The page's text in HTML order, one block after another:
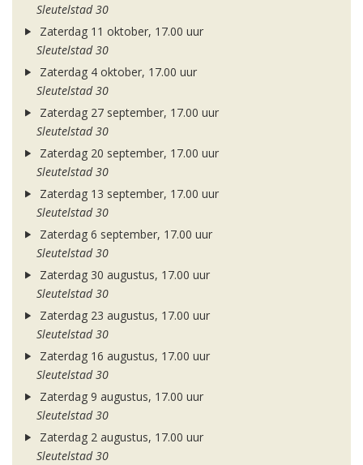
Sleutelstad 30
Zaterdag 11 oktober, 17.00 uur
Sleutelstad 30
Zaterdag 4 oktober, 17.00 uur
Sleutelstad 30
Zaterdag 27 september, 17.00 uur
Sleutelstad 30
Zaterdag 20 september, 17.00 uur
Sleutelstad 30
Zaterdag 13 september, 17.00 uur
Sleutelstad 30
Zaterdag 6 september, 17.00 uur
Sleutelstad 30
Zaterdag 30 augustus, 17.00 uur
Sleutelstad 30
Zaterdag 23 augustus, 17.00 uur
Sleutelstad 30
Zaterdag 16 augustus, 17.00 uur
Sleutelstad 30
Zaterdag 9 augustus, 17.00 uur
Sleutelstad 30
Zaterdag 2 augustus, 17.00 uur
Sleutelstad 30